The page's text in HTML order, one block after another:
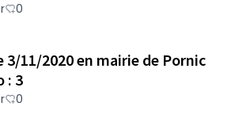
0
3/11/2020 en mairie de Pornic
: 3
0